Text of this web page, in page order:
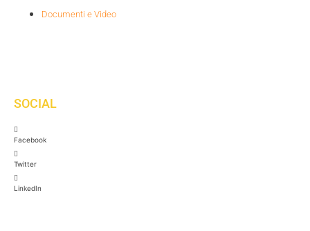
Documenti e Video
SOCIAL
Facebook
Twitter
LinkedIn